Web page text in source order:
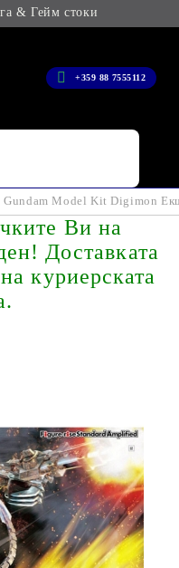
& Гейм стоки
+359 88 7555112
Gundam Model Kit Digimon
Ви на
Доставката
куриерската